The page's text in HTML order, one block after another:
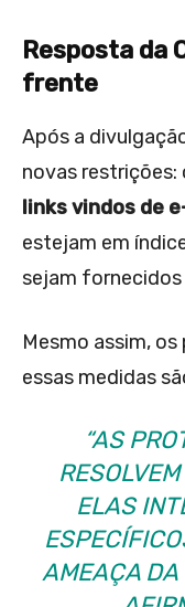
Resposta da
frente
Após a
novas restrições:
links vindos de
estejam em
sejam
Mesmo assim,
essas medidas
“AS
ELAS
AMEAÇA DA